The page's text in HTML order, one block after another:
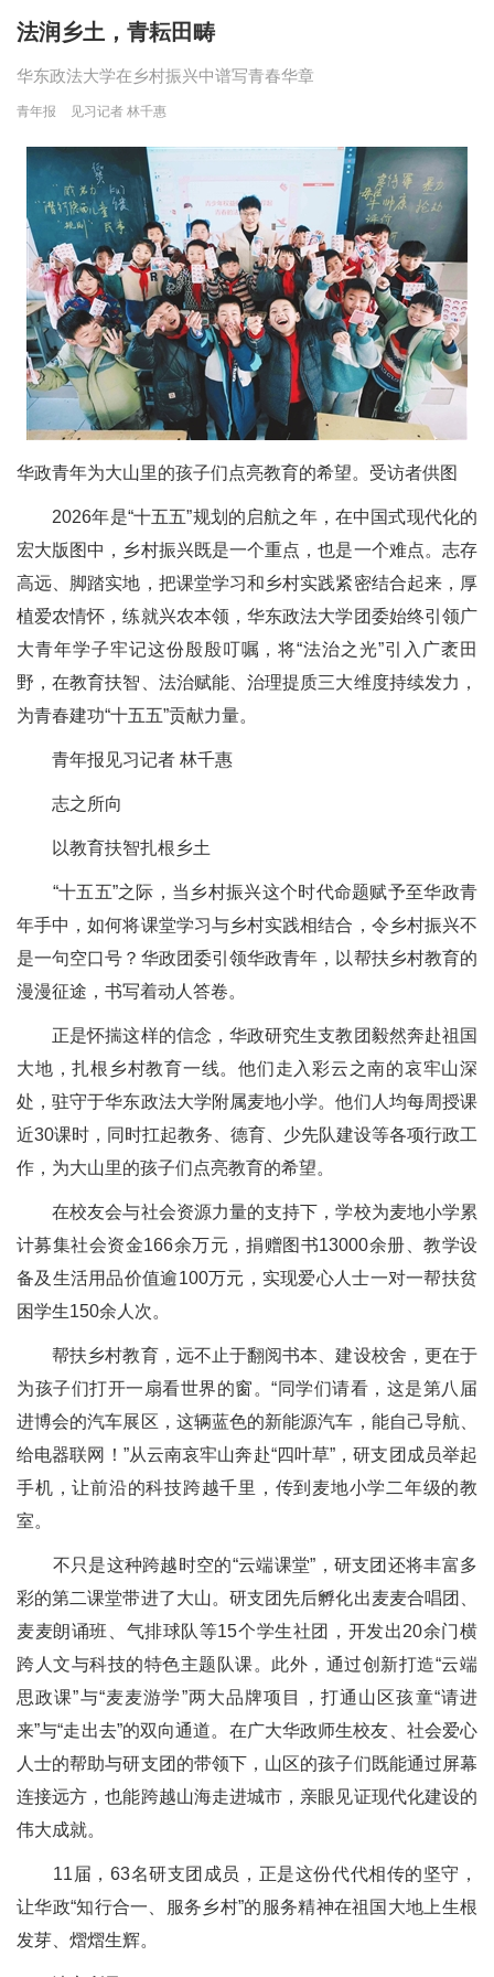
法润乡土，青耘田畴
华东政法大学在乡村振兴中谱写青春华章
青年报 见习记者 林千惠
华政青年为大山里的孩子们点亮教育的希望。受访者供图
2026年是“十五五”规划的启航之年，在中国式现代化的
宏大版图中，乡村振兴既是一个重点，也是一个难点。志存
高远、脚踏实地，把课堂学习和乡村实践紧密结合起来，厚
植爱农情怀，练就兴农本领，华东政法大学团委始终引领广
大青年学子牢记这份殷殷叮嘱，将“法治之光”引入广袤田
野，在教育扶智、法治赋能、治理提质三大维度持续发力，
为青春建功“十五五”贡献力量。
青年报见习记者 林千惠
志之所向
以教育扶智扎根乡土
“十五五”之际，当乡村振兴这个时代命题赋予至华政青
年手中，如何将课堂学习与乡村实践相结合，令乡村振兴不
是一句空口号？华政团委引领华政青年，以帮扶乡村教育的
漫漫征途，书写着动人答卷。
正是怀揣这样的信念，华政研究生支教团毅然奔赴祖国
大地，扎根乡村教育一线。他们走入彩云之南的哀牢山深
处，驻守于华东政法大学附属麦地小学。他们人均每周授课
近30课时，同时扛起教务、德育、少先队建设等各项行政工
作，为大山里的孩子们点亮教育的希望。
在校友会与社会资源力量的支持下，学校为麦地小学累
计募集社会资金166余万元，捐赠图书13000余册、教学设
备及生活用品价值逾100万元，实现爱心人士一对一帮扶贫
困学生150余人次。
帮扶乡村教育，远不止于翻阅书本、建设校舍，更在于
为孩子们打开一扇看世界的窗。“同学们请看，这是第八届
进博会的汽车展区，这辆蓝色的新能源汽车，能自己导航、
给电器联网！”从云南哀牢山奔赴“四叶草”，研支团成员举起
手机，让前沿的科技跨越千里，传到麦地小学二年级的教
室。
不只是这种跨越时空的“云端课堂”，研支团还将丰富多
彩的第二课堂带进了大山。研支团先后孵化出麦麦合唱团、
麦麦朗诵班、气排球队等15个学生社团，开发出20余门横
跨人文与科技的特色主题队课。此外，通过创新打造“云端
思政课”与“麦麦游学”两大品牌项目，打通山区孩童“请进
来”与“走出去”的双向通道。在广大华政师生校友、社会爱心
人士的帮助与研支团的带领下，山区的孩子们既能通过屏幕
连接远方，也能跨越山海走进城市，亲眼见证现代化建设的
伟大成就。
11届，63名研支团成员，正是这份代代相传的坚守，
让华政“知行合一、服务乡村”的服务精神在祖国大地上生根
发芽、熠熠生辉。